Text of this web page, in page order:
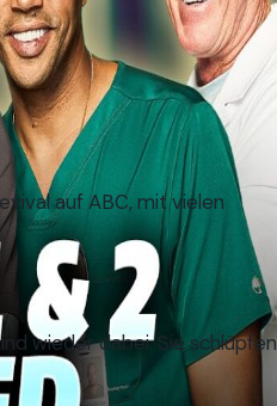
auf ABC, mit vielen
wieder dabei. Sie schlüpfen